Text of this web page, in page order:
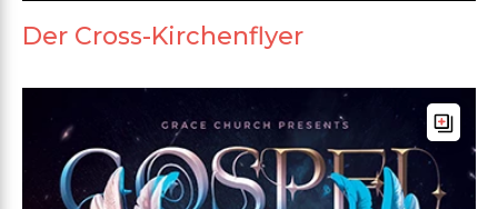
Der Cross-Kirchenflyer